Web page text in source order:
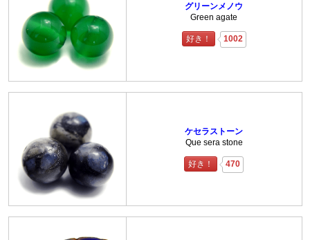
グリーンメノウ
Green agate
好き！ 1002
ケセラストーン
Que sera stone
好き！ 470